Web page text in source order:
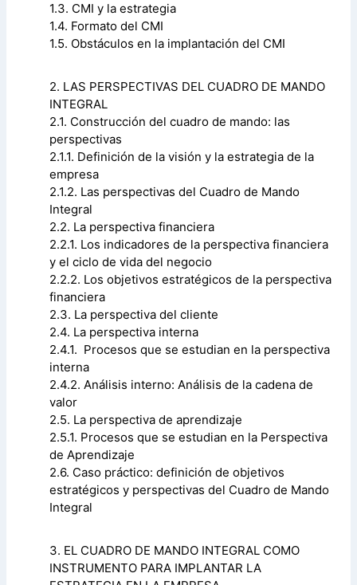
1.3. CMI y la estrategia
1.4. Formato del CMI
1.5. Obstáculos en la implantación del CMI
2. LAS PERSPECTIVAS DEL CUADRO DE MANDO
INTEGRAL
2.1. Construcción del cuadro de mando: las
perspectivas
2.1.1. Definición de la visión y la estrategia de la
empresa
2.1.2. Las perspectivas del Cuadro de Mando
Integral
2.2. La perspectiva financiera
2.2.1. Los indicadores de la perspectiva financiera
y el ciclo de vida del negocio
2.2.2. Los objetivos estratégicos de la perspectiva
financiera
2.3. La perspectiva del cliente
2.4. La perspectiva interna
2.4.1. Procesos que se estudian en la perspectiva
interna
2.4.2. Análisis interno: Análisis de la cadena de
valor
2.5. La perspectiva de aprendizaje
2.5.1. Procesos que se estudian en la Perspectiva
de Aprendizaje
2.6. Caso práctico: definición de objetivos
estratégicos y perspectivas del Cuadro de Mando
Integral
3. EL CUADRO DE MANDO INTEGRAL COMO
INSTRUMENTO PARA IMPLANTAR LA